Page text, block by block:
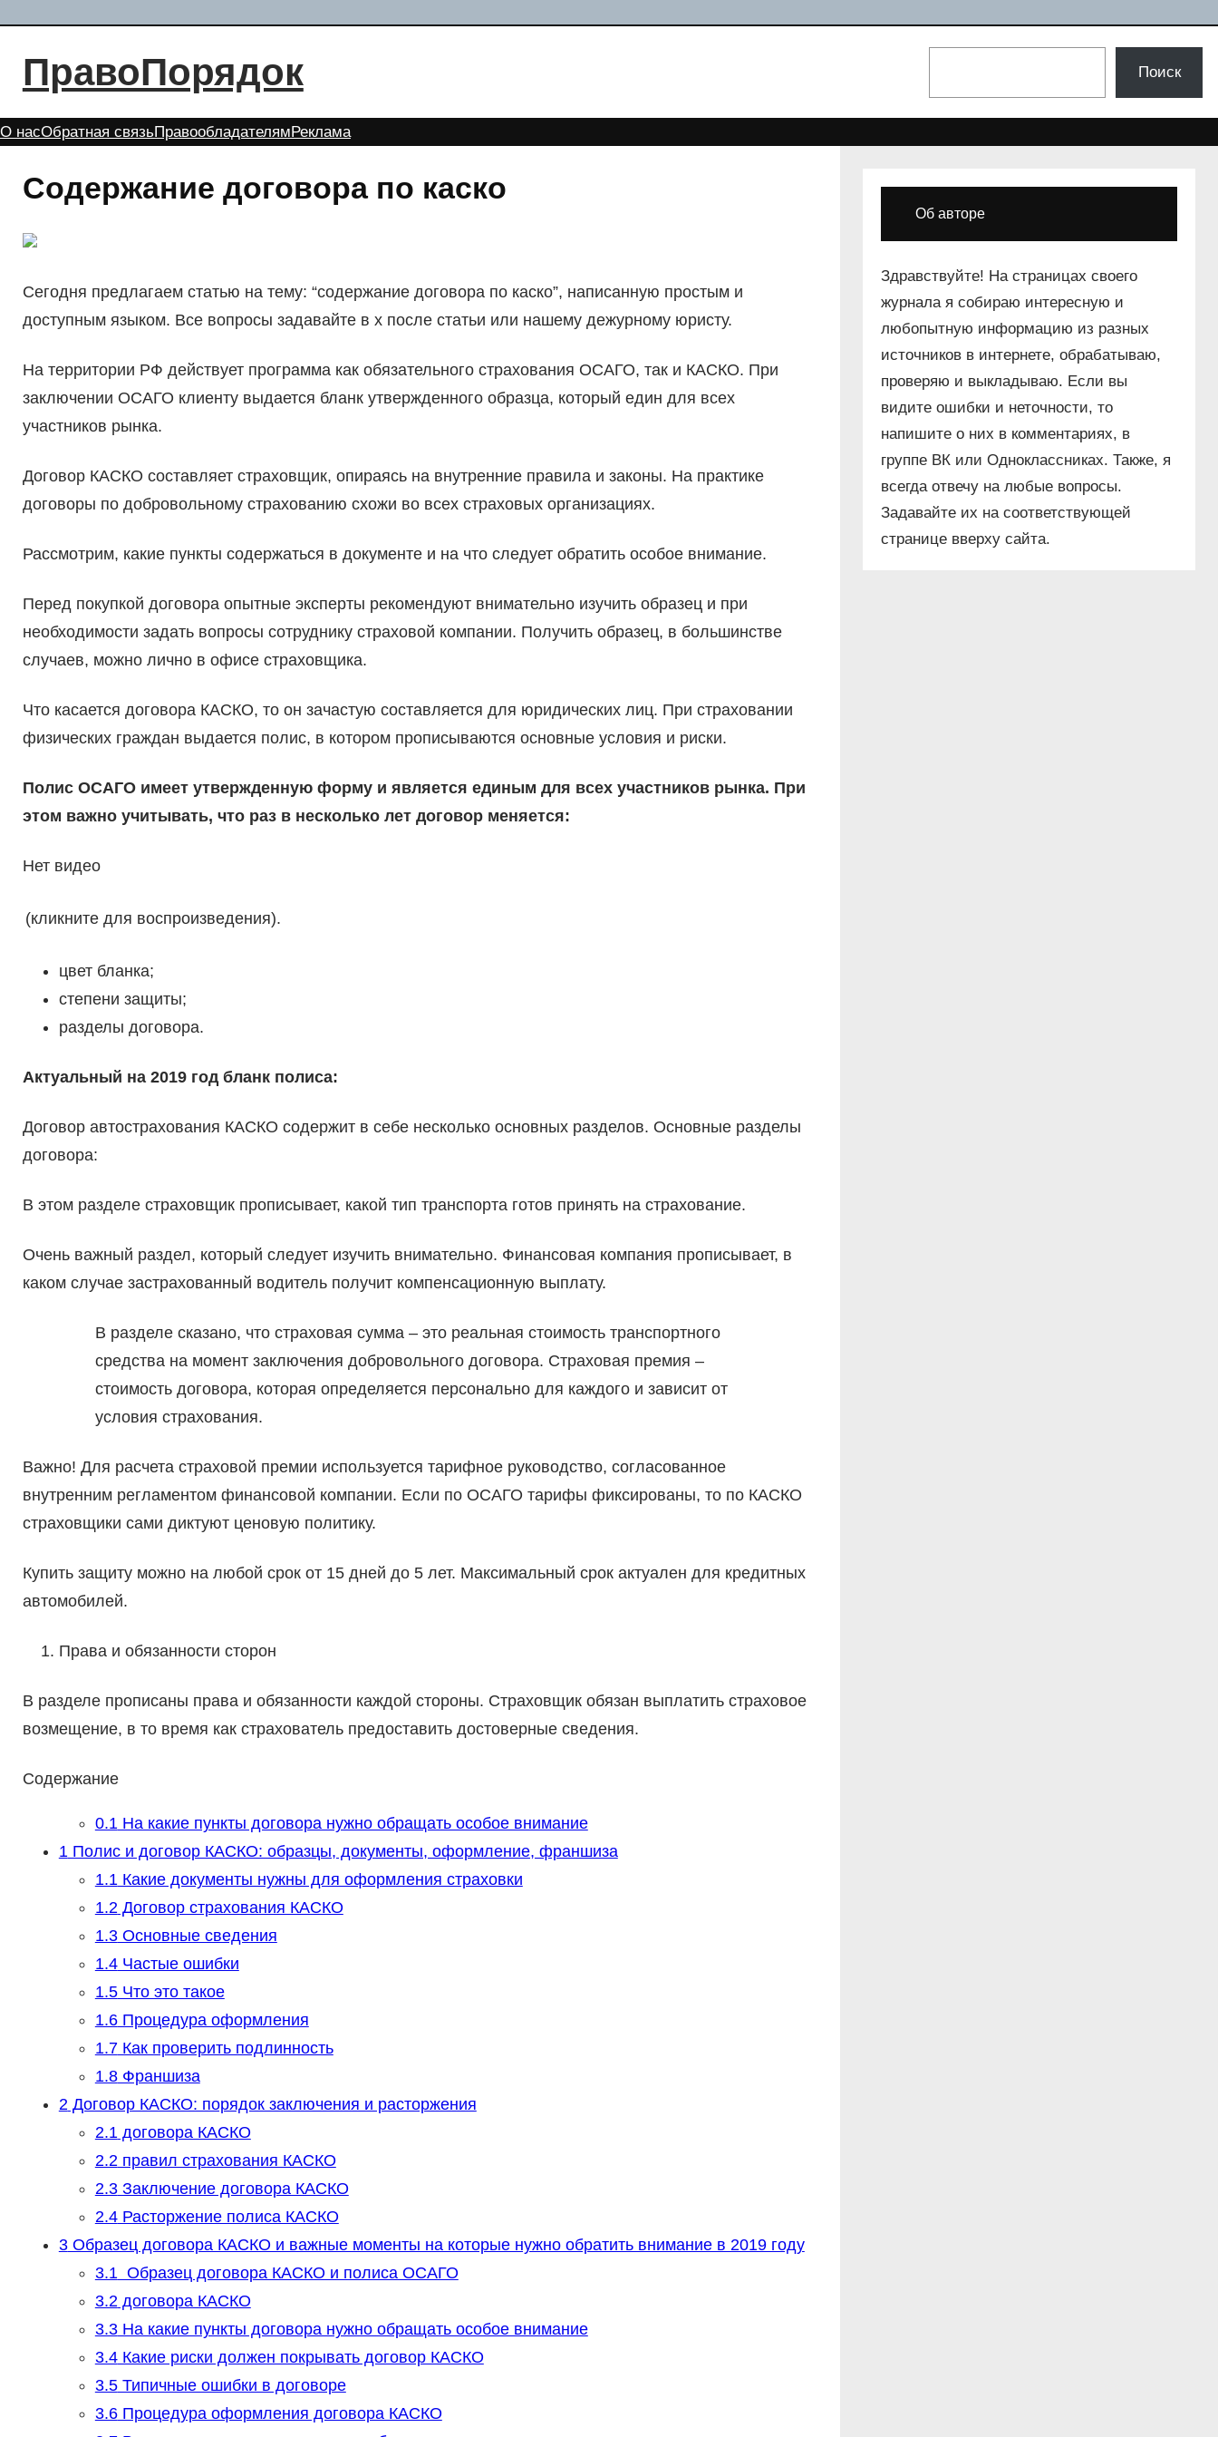
содержимому
ПравоПорядок Поиск
О насОбратная связьПравообладателям Реклама
Содержание договора по каско
Сегодня предлагаем статью на тему: “содержание договора по каско”, написанную простым и
доступным языком. Все вопросы задавайте в х после статьи или нашему дежурному юристу.
На территории РФ действует программа как обязательного страхования ОСАГО, так и КАСКО. При
заключении ОСАГО клиенту выдается бланк утвержденного образца, который един для всех
участников рынка.
Договор КАСКО составляет страховщик, опираясь на внутренние правила и законы. На практике
договоры по добровольному страхованию схожи во всех страховых организациях.
Рассмотрим, какие пункты содержаться в документе и на что следует обратить особое внимание.
Перед покупкой договора опытные эксперты рекомендуют внимательно изучить образец и при
необходимости задать вопросы сотруднику страховой компании. Получить образец, в большинстве
случаев, можно лично в офисе страховщика.
Что касается договора КАСКО, то он зачастую составляется для юридических лиц. При страховании
физических граждан выдается полис, в котором прописываются основные условия и риски.
Полис ОСАГО имеет утвержденную форму и является единым для всех участников рынка. При
этом важно учитывать, что раз в несколько лет договор меняется:
Нет видео
(кликните для воспроизведения).
цвет бланка;
степени защиты;
разделы договора.
Актуальный на 2019 год бланк полиса:
Договор автострахования КАСКО содержит в себе несколько основных разделов. Основные разделы
договора:
В этом разделе страховщик прописывает, какой тип транспорта готов принять на страхование.
Очень важный раздел, который следует изучить внимательно. Финансовая компания прописывает, в
каком случае застрахованный водитель получит компенсационную выплату.
В разделе сказано, что страховая сумма – это реальная стоимость транспортного
средства на момент заключения добровольного договора. Страховая премия –
стоимость договора, которая определяется персонально для каждого и зависит от
условия страхования.
Важно! Для расчета страховой премии используется тарифное руководство, согласованное
внутренним регламентом финансовой компании. Если по ОСАГО тарифы фиксированы, то по КАСКО
страховщики сами диктуют ценовую политику.
Купить защиту можно на любой срок от 15 дней до 5 лет. Максимальный срок актуален для кредитных
автомобилей.
Права и обязанности сторон
В разделе прописаны права и обязанности каждой стороны. Страховщик обязан выплатить страховое
возмещение, в то время как страхователь предоставить достоверные сведения.
Содержание
0.1На какие пункты договора нужно обращать особое внимание
1Полис и договор КАСКО: образцы, документы, оформление, франшиза
1.1Какие документы нужны для оформления страховки
1.2Договор страхования КАСКО
1.3Основные сведения
1.4Частые ошибки
1.5Что это такое
1.6Процедура оформления
1.7Как проверить подлинность
1.8Франшиза
2Договор КАСКО: порядок заключения и расторжения
2.1договора КАСКО
2.2правил страхования КАСКО
2.3Заключение договора КАСКО
2.4Расторжение полиса КАСКО
3Образец договора КАСКО и важные моменты на которые нужно обратить внимание в 2019 году
3.1Образец договора КАСКО и полиса ОСАГО
3.2договора КАСКО
3.3На какие пункты договора нужно обращать особое внимание
3.4Какие риски должен покрывать договор КАСКО
3.5Типичные ошибки в договоре
3.6Процедура оформления договора КАСКО
Об авторе
Здравствуйте! На страницах своего
журнала я собираю интересную и
любопытную информацию из разных
источников в интернете, обрабатываю,
проверяю и выкладываю. Если вы
видите ошибки и неточности, то
напишите о них в комментариях, в
группе ВК или Одноклассниках. Также, я
всегда отвечу на любые вопросы.
Задавайте их на соответствующей
странице вверху сайта.